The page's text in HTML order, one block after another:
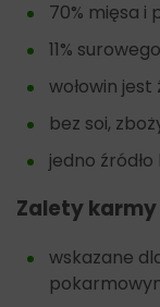
70% mięsa i
11%
wołowin
bez soi,
jedno
Zalety karmy
wskazane